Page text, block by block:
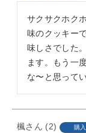
サクサクホク
味のクッキー
味しさでした
ます。もう一
な〜と思って
楓 2 購